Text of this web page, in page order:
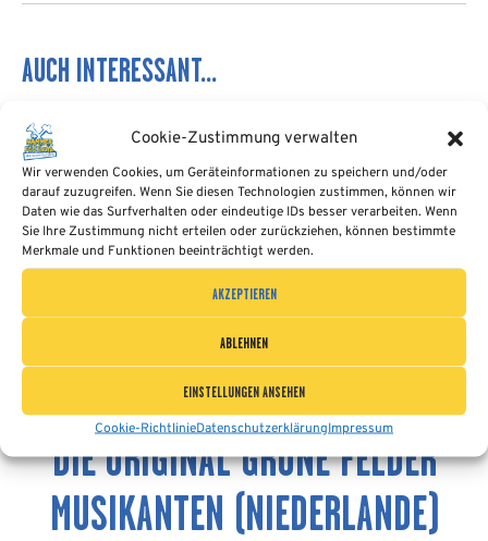
Cookie-Zustimmung verwalten
Wir verwenden Cookies, um Geräteinformationen zu speichern und/oder
darauf zuzugreifen. Wenn Sie diesen Technologien zustimmen, können wir
Daten wie das Surfverhalten oder eindeutige IDs besser verarbeiten. Wenn
Sie Ihre Zustimmung nicht erteilen oder zurückziehen, können bestimmte
Merkmale und Funktionen beeinträchtigt werden.
AKZEPTIEREN
ABLEHNEN
EINSTELLUNGEN ANSEHEN
Cookie-RichtlinieDatenschutzerklärungImpressum
AUCH INTERESSANT...
DIE ORIGINAL GRÜNE FELDER
MUSIKANTEN (NIEDERLANDE)